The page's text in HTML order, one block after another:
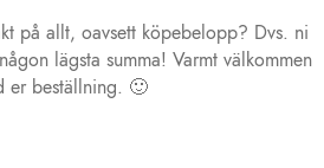
på allt, oavsett köpebelopp? Dvs. ni
lägsta summa! Varmt välkommen
er beställning. 🙂